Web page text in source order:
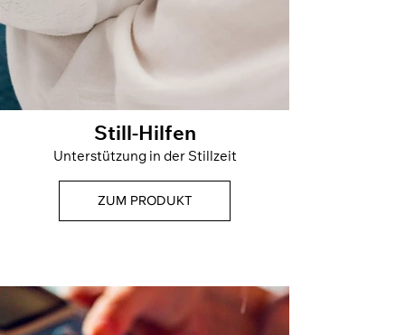
Still-Hilfen
Unterstützung in der Stillzeit
ZUM PRODUKT